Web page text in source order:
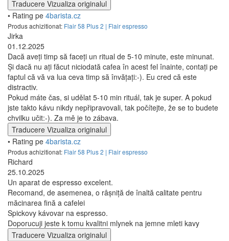
Traducere Vizualiza originalul
• Rating pe 4barista.cz
Produs achizitionat: Flair 58 Plus 2 | Flair espresso
Jirka
01.12.2025
Dacă aveți timp să faceți un ritual de 5-10 minute, este minunat.
Și dacă nu ați făcut niciodată cafea în acest fel înainte, contați pe
faptul că vă va lua ceva timp să învățați:-). Eu cred că este
distractiv.
Pokud máte čas, si udělat 5-10 min rituál, tak je super. A pokud
jste takto kávu nikdy nepřipravovali, tak počítejte, že se to budete
chvilku učit:-). Za mě je to zábava.
Traducere Vizualiza originalul
• Rating pe 4barista.cz
Produs achizitionat: Flair 58 Plus 2 | Flair espresso
Richard
25.10.2025
Un aparat de espresso excelent.
Recomand, de asemenea, o râșniță de înaltă calitate pentru
măcinarea fină a cafelei
Spickovy kávovar na espresso.
Doporucuji jeste k tomu kvalitni mlynek na jemne mleti kavy
Traducere Vizualiza originalul